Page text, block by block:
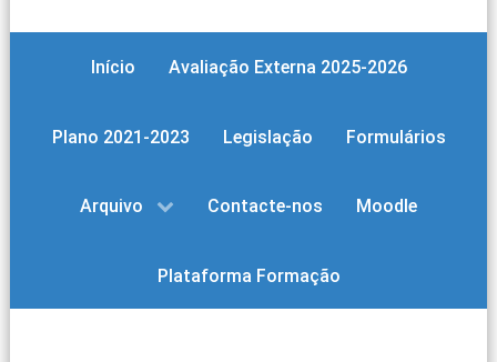
Início Avaliação Externa 2025-2026
Plano 2021-2023 Legislação Formulários
Arquivo Contacte-nos Moodle
Plataforma Formação